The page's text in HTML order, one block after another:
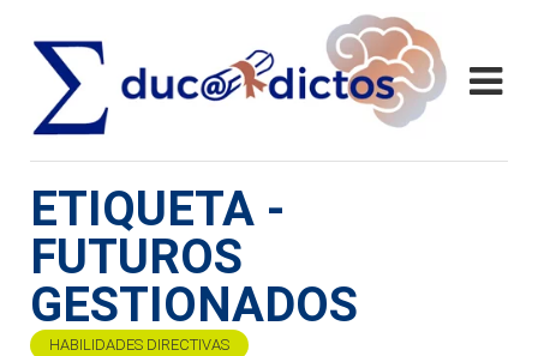
ETIQUETA -
FUTUROS
GESTIONADOS
HABILIDADES DIRECTIVAS